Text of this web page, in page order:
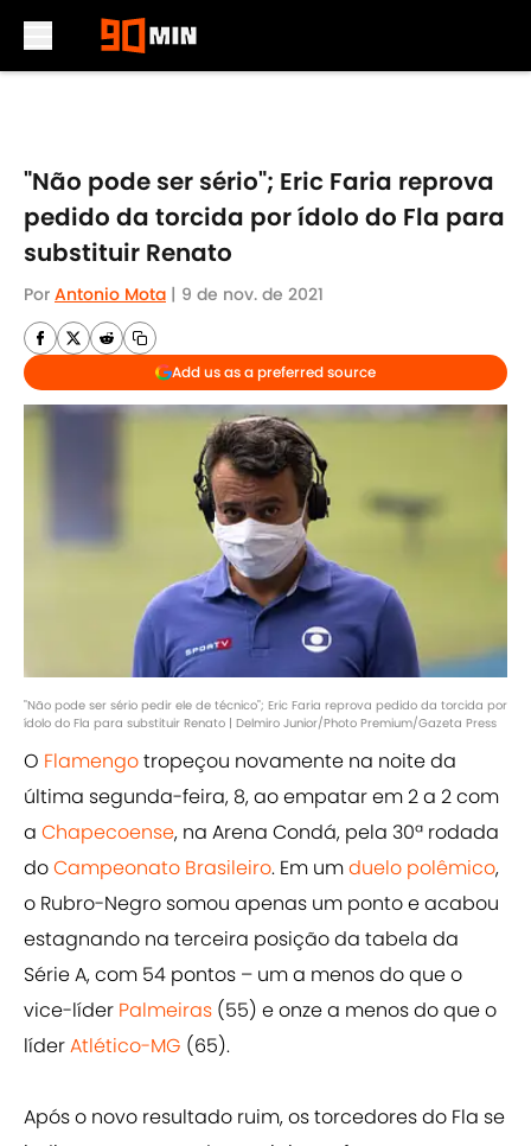
"Não pode ser sério"; Eric Faria reprova
pedido da torcida por ídolo do Fla para
substituir Renato
Por Antonio Mota | 9 de nov. de 2021
Add us as a preferred source
"Não pode ser sério pedir ele de técnico"; Eric Faria reprova pedido da torcida por
ídolo do Fla para substituir Renato | Delmiro Junior/Photo Premium/Gazeta Press
O Flamengotropeçou novamente na noite da
última segunda-feira, 8, ao empatar em 2 a 2 com
a Chapecoense, na Arena Condá, pela 30ª rodada
doCampeonato Brasileiro. Em umduelo polêmico,
o Rubro-Negro somou apenas um ponto e acabou
estagnando na terceira posição da tabela da
Série A, com 54 pontos – um a menos do que o
vice-líder Palmeiras (55) e onze a menos do que o
líderAtlético-MG (65).
Após o novo resultado ruim, os torcedores do Fla se